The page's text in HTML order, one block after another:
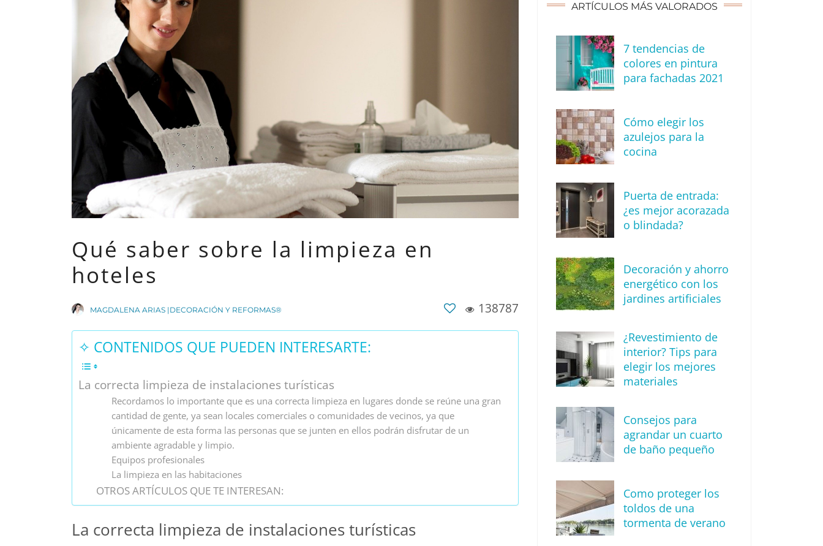
Qué saber sobre la limpieza en
hoteles
MAGDALENA ARIAS |DECORACIÓN Y REFORMAS® 138787
✧ CONTENIDOS QUE PUEDEN INTERESARTE:
La correcta limpieza de instalaciones turísticas
Recordamos lo importante que es una correcta limpieza en lugares donde se reúne una gran
cantidad de gente, ya sean locales comerciales o comunidades de vecinos, ya que
únicamente de esta forma las personas que se junten en ellos podrán disfrutar de un
ambiente agradable y limpio.
Equipos profesionales
La limpieza en las habitaciones
OTROS ARTÍCULOS QUE TE INTERESAN:
La correcta limpieza de instalaciones turísticas
ARTÍCULOS MÁS VALORADOS
7 tendencias de
colores en pintura
para fachadas 2021
Cómo elegir los
azulejos para la
cocina
Puerta de entrada:
¿es mejor acorazada
o blindada?
Decoración y ahorro
energético con los
jardines artificiales
¿Revestimiento de
interior? Tips para
elegir los mejores
materiales
Consejos para
agrandar un cuarto
de baño pequeño
Como proteger los
toldos de una
tormenta de verano